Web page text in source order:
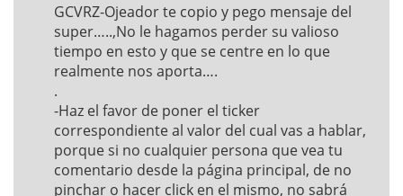
GCVRZ-Ojeador te copio y pego mensaje del
super…..,No le hagamos perder su valioso
tiempo en esto y que se centre en lo que
realmente nos aporta….
.
-Haz el favor de poner el ticker
correspondiente al valor del cual vas a hablar,
porque si no cualquier persona que vea tu
comentario desde la página principal, de no
pinchar o hacer click en el mismo, no sabrá